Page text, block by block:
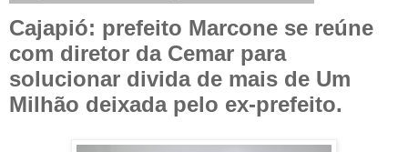
Cajapió: prefeito Marcone se reúne
com diretor da Cemar para
solucionar divida de mais de Um
Milhão deixada pelo ex-prefeito.